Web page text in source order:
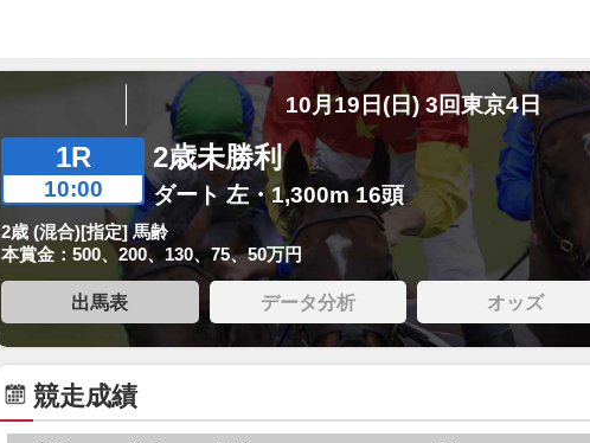
10月19日(日) 3回東京4日
1R
10:00
2歳未勝利
ダート 左・1,300m 16頭
2歳 (混合)[指定] 馬齢
本賞金：500、200、130、75、50万円
出馬表 データ分析 オッズ
競走成績